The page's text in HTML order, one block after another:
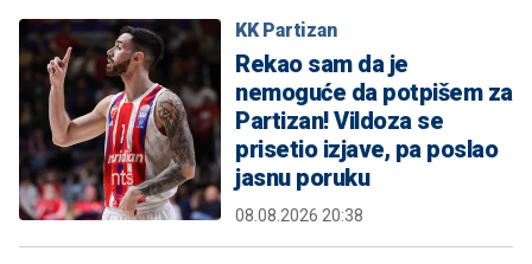
KK Partizan
Rekao sam da je
nemoguće da potpišem za
Partizan! Vildoza se
prisetio izjave, pa poslao
jasnu poruku
08.08.2026 20:38